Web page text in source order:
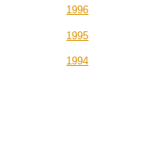
1996
1995
1994